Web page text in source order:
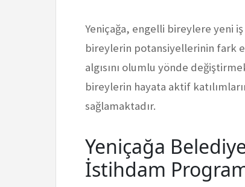
Yeniçağa, engelli bireylere yeni
bireylerin potansiyellerinin fark
algısını olumlu yönde
bireylerin hayata aktif
sağlamaktadır.
Yeniçağa
İstihdam